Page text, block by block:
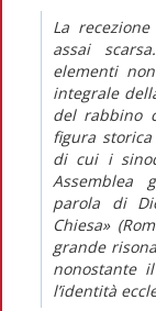
La
assai
elementi
integrale
del rabbino
figura
di cui i
Assemblea
parola di
Chiesa»
grande
nonostante
l’identità